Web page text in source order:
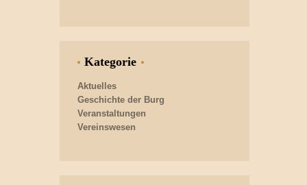
Kategorie
Aktuelles
Geschichte der Burg
Veranstaltungen
Vereinswesen